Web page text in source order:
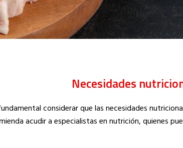
Necesidades
considerar que las necesidades
acudir a especialistas en nutrición, quienes